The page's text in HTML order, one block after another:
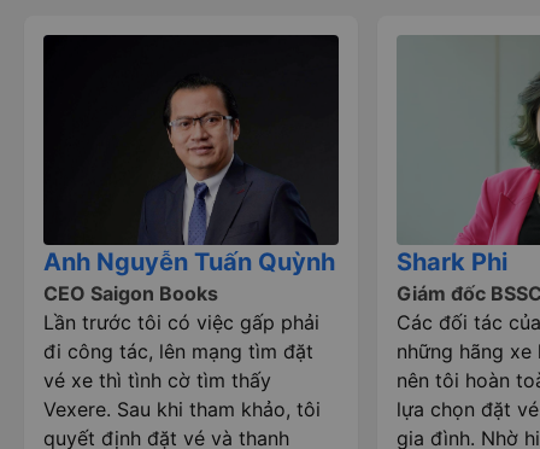
Anh Nguyễn Tuấn Quỳnh
CEO Saigon Books
Lần trước tôi có việc gấp phải
đi công tác, lên mạng tìm đặt
vé xe thì tình cờ tìm thấy
Vexere. Sau khi tham khảo, tôi
quyết định đặt vé và thanh
Shark Phi
Giám đốc
Các đối tác
những hãng
nên tôi hoàn
lựa chọn đặt
gia đình. Nhờ